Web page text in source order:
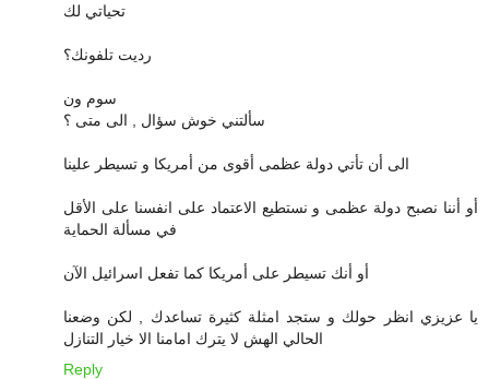
تحياتي لك
رديت تلفونك؟
سوم ون
سألتني خوش سؤال , الى متى ؟
الى أن تأتي دولة عظمى أقوى من أمريكا و تسيطر علينا
أو أننا نصبح دولة عظمى و نستطيع الاعتماد على انفسنا على الأقل
في مسألة الحماية
أو أنك تسيطر على أمريكا كما تفعل اسرائيل الآن
يا عزيزي انظر حولك و ستجد امثلة كثيرة تساعدك , لكن وضعنا
الحالي الهش لا يترك امامنا الا خيار التنازل
Reply